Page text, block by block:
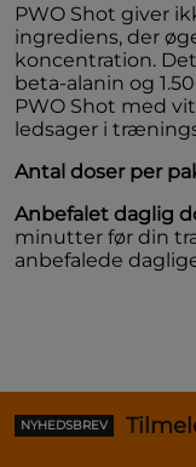
PWO Shot giver
ingrediens, der
koncentration.
beta-alanin og
PWO Shot med
ledsager i
Antal doser per
Anbefalet daglig
minutter før din
anbefalede
NYHEDSBREV